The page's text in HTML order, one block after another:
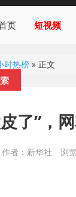
页 短视频
时热榜 » 正文
了”，
作者：新华社 浏